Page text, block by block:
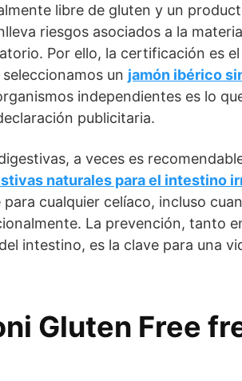
libre de gluten y un
riesgos asociados a la
Por ello, la certificación es
un jamón ibérico
independientes es lo
publicitaria.
a veces es
naturales para el intestino
cualquier celíaco, incluso
La prevención, tanto
intestino, es la clave para una
Gluten Free